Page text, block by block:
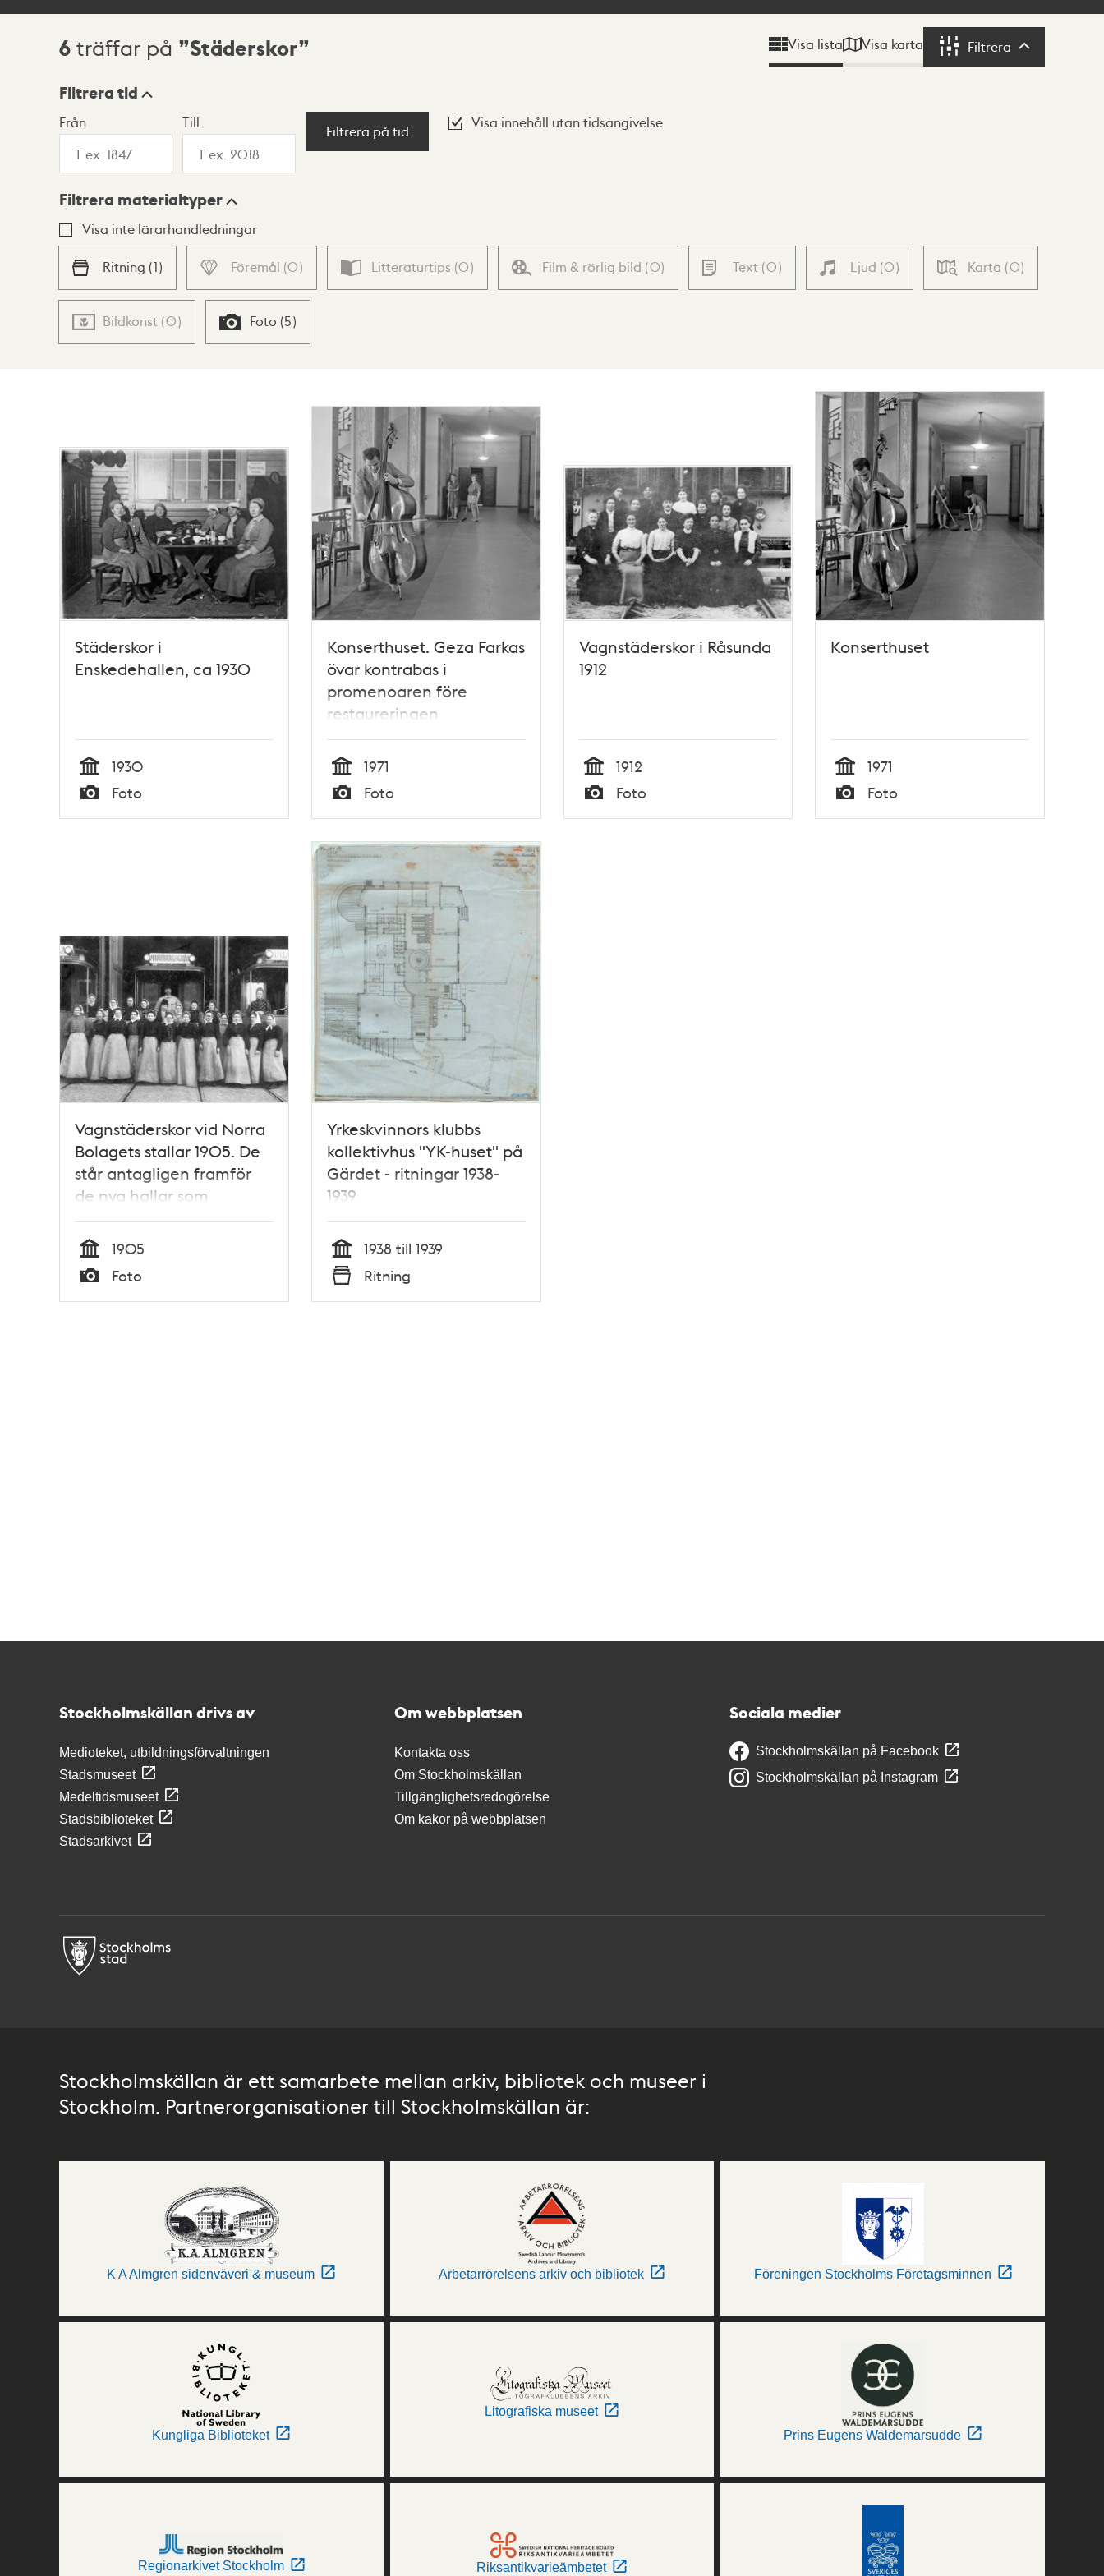
Sökresultat
6 träffar på Städerskor Visa lista Visa karta Filtrera Filtrera
Visningsläge
Lista Karta
Filtrera tid
Från Till
Filtrera på tid
Visa innehåll utan tidsangivelse
Filtrera materialtyper
Visa inte lärarhandledningar
Ritning (1) Föremål (0) Litteraturtips (0) Film & rörlig bild (0) Text (0) Ljud (0) Karta (0)
Bildkonst (0) Foto (5)
Städerskor i
Enskedehallen, ca 1930
Tid
1930
Typ
Foto
Konserthuset. Geza Farkas
övar kontrabas i
promenoaren före
restaureringen
Tid
1971
Typ
Foto
Vagnstäderskor i Råsunda
1912
Tid
1912
Typ
Foto
Konserthuset
Tid
1971
Typ
Foto
Vagnstäderskor vid Norra
Bolagets stallar 1905. De
står antagligen framför
de nya hallar som
uppfördes 1905 på
Roslagsgatan, i kv.
Provisorn
Tid
1905
Typ
Foto
Yrkeskvinnors klubbs
kollektivhus "YK-huset" på
Gärdet - ritningar 1938-
1939
Tid
1938 till 1939
Typ
Ritning
Stockholmskällan drivs av
Medioteket, utbildningsförvaltningen
Stadsmuseet
Medeltidsmuseet
Stadsbiblioteket
Stadsarkivet
Om webbplatsen
Kontakta oss
Om Stockholmskällan
Tillgänglighetsredogörelse
Om kakor på webbplatsen
Sociala medier
Stockholmskällan på Facebook
Stockholmskällan på Instagram
Stockholmskällan är ett samarbete mellan arkiv, bibliotek och museer i
Stockholm. Partnerorganisationer till Stockholmskällan är:
K A Almgren sidenväveri & museum Arbetarrörelsens arkiv och bibliotek Föreningen Stockholms Företagsminnen
Kungliga Biblioteket
Litografiska museet
Prins Eugens Waldemarsudde
Regionarkivet Stockholm Riksantikvarieämbetet